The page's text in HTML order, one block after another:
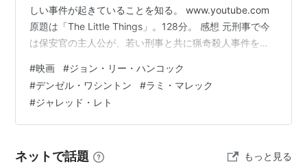
しい事件が起きていることを知る。 www.youtube.com
原題は「The Little Things」。128分。 感想 元刑事で今
は保安官の主人公が、若い刑事と共に猟奇殺人事件を捜
度がよく分からなかった。敵意を持っているようにも、
小馬鹿にして挑発しているようにも見えた。 その後、二
人は協力し合うようになるが、若い刑事が主人公に頼り
切ってつきまとい、どう思う？どうする？と聞いてばか
ようだ…
#映画 #ジョン・リー・ハンコック
#デンゼル・ワシントン #ラミ・マレック
#ジャレッド・レト
ネットで話題 もっと見る